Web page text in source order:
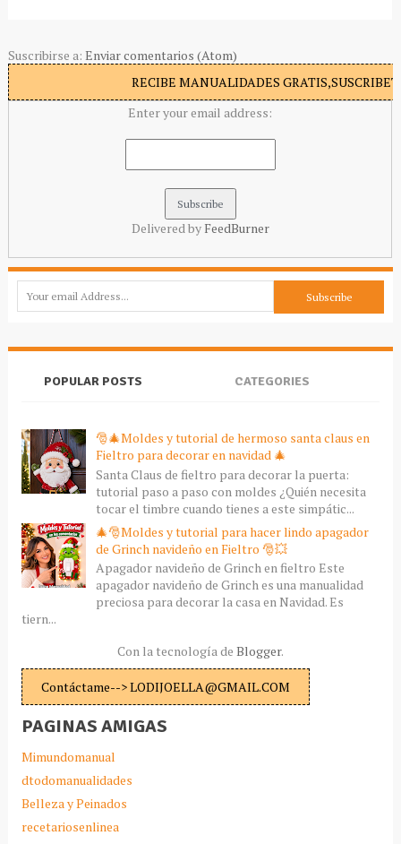
Suscribirse a: Enviar comentarios (Atom)
RECIBE MANUALIDADES
Enter your email address:
Delivered by FeedBurner
POPULAR POSTS CATEGORIES
🎅🎄Moldes y tutorial de hermoso santa claus en
Fieltro para decorar en navidad 🎄
Santa Claus de fieltro para decorar la puerta:
tutorial paso a paso con moldes ¿Quién necesita
tocar el timbre cuando tienes a este simpátic...
🎄🎅Moldes y tutorial para hacer lindo apagador
de Grinch navideño en Fieltro 🎅💥
Apagador navideño de Grinch en fieltro Este
apagador navideño de Grinch es una manualidad
preciosa para decorar la casa en Navidad. Es
tiern...
Con la tecnología de Blogger.
Contáctame--> LODIJOELLA@GMAIL.COM
PAGINAS AMIGAS
Mimundomanual
dtodomanualidades
Belleza y Peinados
recetariosenlinea